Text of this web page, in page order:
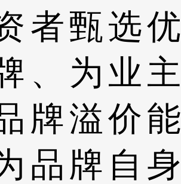
者甄选优
、为业主
牌溢价能
品牌自身